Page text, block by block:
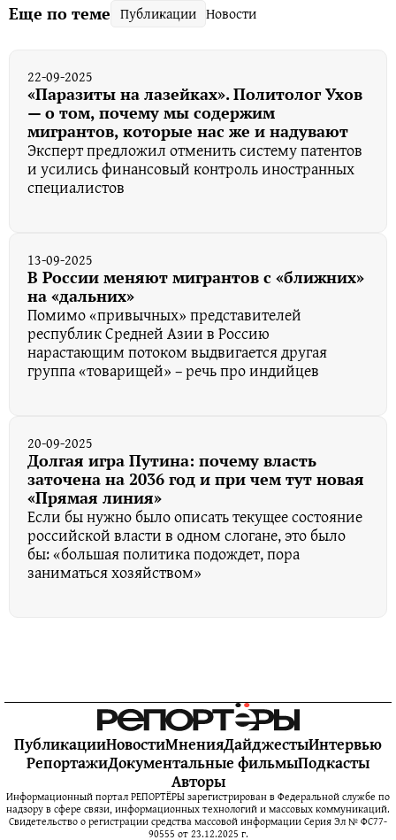
Еще по теме Публикации Новости
22-09-2025
«Паразиты на лазейках». Политолог Ухов
— о том, почему мы содержим
мигрантов, которые нас же и надувают
Эксперт предложил отменить систему патентов
и усились финансовый контроль иностранных
специалистов
13-09-2025
В России меняют мигрантов с «ближних»
на «дальних»
Помимо «привычных» представителей
республик Средней Азии в Россию
нарастающим потоком выдвигается другая
группа «товарищей» – речь про индийцев
20-09-2025
Долгая игра Путина: почему власть
заточена на 2036 год и при чем тут новая
«Прямая линия»
Если бы нужно было описать текущее состояние
российской власти в одном слогане, это было
бы: «большая политика подождет, пора
заниматься хозяйством»
ПубликацииНовостиМненияДайджестыИнтервью
РепортажиДокументальные фильмыПодкасты
Авторы
Информационный портал РЕПОРТЁРЫ зарегистрирован в Федеральной службе по
надзору в сфере связи, информационных технологий и массовых коммуникаций.
Свидетельство о регистрации средства массовой информации Серия Эл № ФС77-
90555 от 23.12.2025 г.